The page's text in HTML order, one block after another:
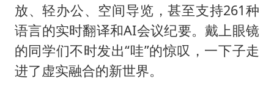
放、轻办公、空间导览，甚至支持261种
语言的实时翻译和AI会议纪要。戴上眼镜
的同学们不时发出“哇”的惊叹，一下子走
进了虚实融合的新世界。